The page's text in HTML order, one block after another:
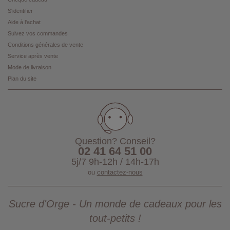
S'identifier
Aide à l'achat
Suivez vos commandes
Conditions générales de vente
Service après vente
Mode de livraison
Plan du site
Question? Conseil?
02 41 64 51 00
5j/7 9h-12h / 14h-17h
ou contactez-nous
Sucre d'Orge - Un monde de cadeaux pour les
tout-petits !